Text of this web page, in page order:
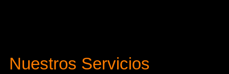
Nuestros Servicios